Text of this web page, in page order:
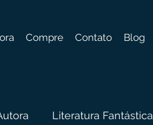
Compre Contato Blog
Literatura Fantástica